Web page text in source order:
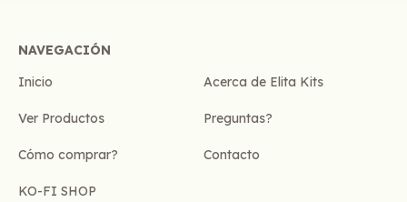
NAVEGACIÓN
Inicio
Acerca de Elita Kits
Ver Productos Preguntas?
Cómo comprar? Contacto
KO-FI SHOP